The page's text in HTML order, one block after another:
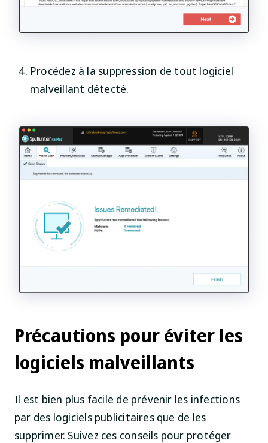
Procédez à la suppression de tout logiciel
malveillant détecté.
Précautions pour éviter les
logiciels malveillants
Il est bien plus facile de prévenir les infections
par des logiciels publicitaires que de les
supprimer. Suivez ces conseils pour protéger